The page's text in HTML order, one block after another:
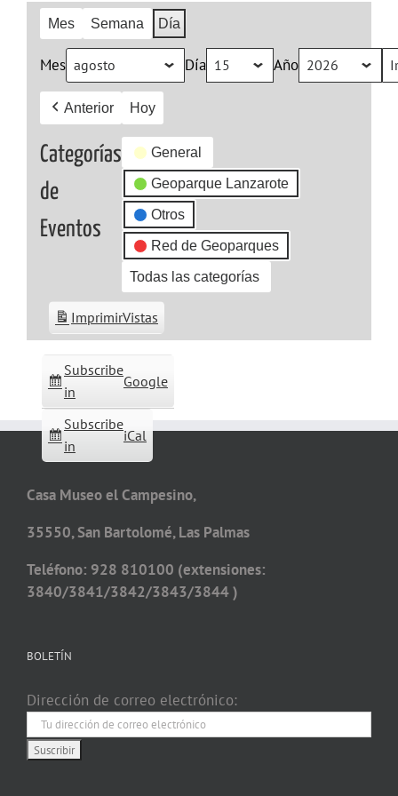
Mes Semana Día
Mes Día Año
Anterior Hoy
Categorías
de
Eventos
General
Geoparque Lanzarote
Otros
Red de Geoparques
Todas las categorías
Subscribe
in
Google
Subscribe
in
iCal
ImprimirVistas
Casa Museo el Campesino,
35550, San Bartolomé, Las Palmas
Teléfono: 928 810100 (extensiones:
3840/3841/3842/3843/3844 )
BOLETÍN
Dirección de correo electrónico: